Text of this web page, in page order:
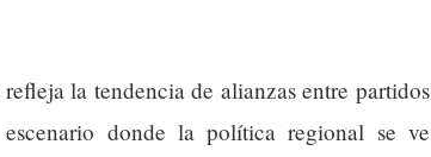
la tendencia de alianzas entre partidos
donde la política regional se ve